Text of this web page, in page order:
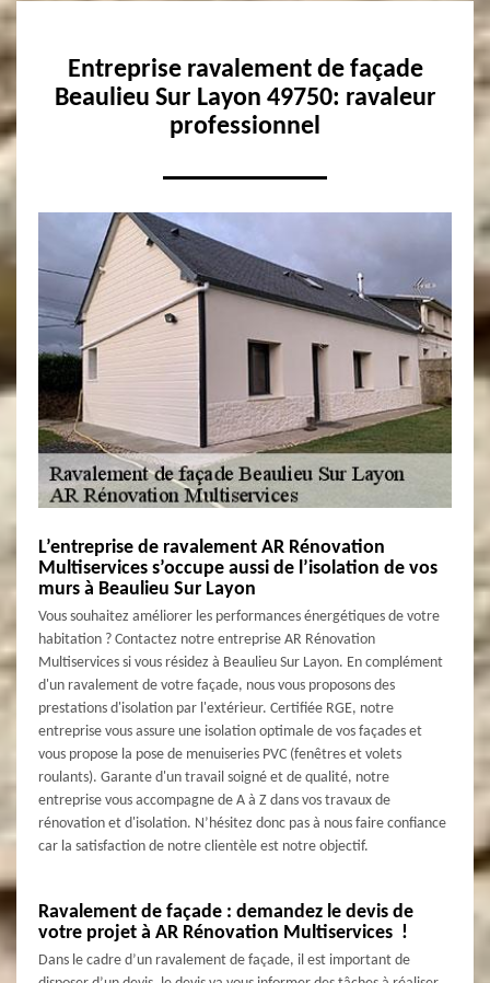
Entreprise ravalement de façade
Beaulieu Sur Layon 49750: ravaleur
professionnel
L’entreprise de ravalement AR Rénovation
Multiservices s’occupe aussi de l’isolation de vos
murs à Beaulieu Sur Layon
Vous souhaitez améliorer les performances énergétiques de votre
habitation ? Contactez notre entreprise AR Rénovation
Multiservices si vous résidez à Beaulieu Sur Layon. En complément
d'un ravalement de votre façade, nous vous proposons des
prestations d'isolation par l'extérieur. Certifiée RGE, notre
entreprise vous assure une isolation optimale de vos façades et
vous propose la pose de menuiseries PVC (fenêtres et volets
roulants). Garante d'un travail soigné et de qualité, notre
entreprise vous accompagne de A à Z dans vos travaux de
rénovation et d'isolation. N’hésitez donc pas à nous faire confiance
car la satisfaction de notre clientèle est notre objectif.
Ravalement de façade : demandez le devis de
votre projet à AR Rénovation Multiservices !
Dans le cadre d’un ravalement de façade, il est important de